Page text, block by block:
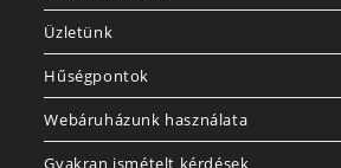
Üzletünk
Hűségpontok
Webáruházunk használata
Gyakran ismételt kérdések